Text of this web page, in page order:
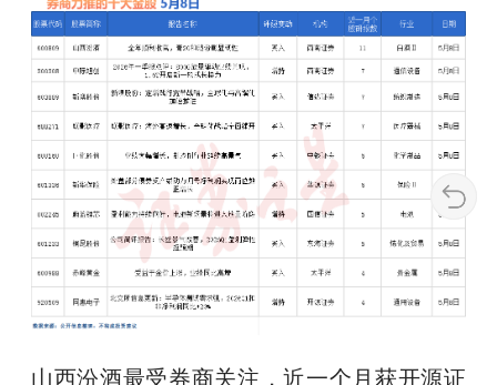
山西汾酒最受券商关注，近一个月获开源证